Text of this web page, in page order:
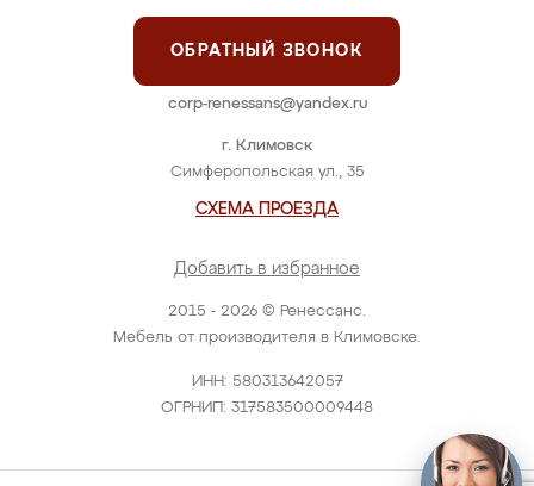
2015 - 2026 © Ренессанс.
Мебель от производителя в Климовске.
ИНН: 580313642057
ОГРНИП: 317583500009448
г. Климовск
Симферопольская ул., 35
СХЕМА ПРОЕЗДА
Добавить в избранное
ОБРАТНЫЙ ЗВОНОК
corp-renessans@yandex.ru